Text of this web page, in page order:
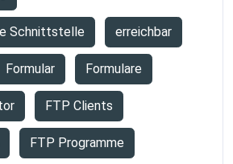
Schnittstelle erreichbar
Formular Formulare
FTP Clients
FTP Programme